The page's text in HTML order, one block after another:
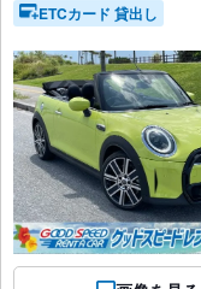
ETCカード 貸出し